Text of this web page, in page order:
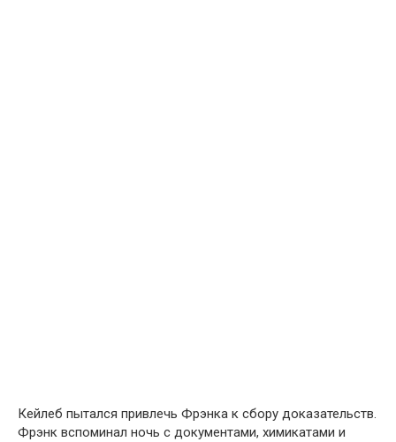
Кейлеб пытался привлечь Фрэнка к сбору доказательств.
Фрэнк вспоминал ночь с документами, химикатами и